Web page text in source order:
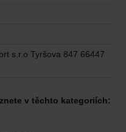
s.r.o Tyršova 847 66447
v těchto kategoriích: